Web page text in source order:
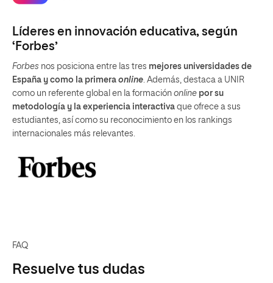
Líderes en innovación educativa, según
‘Forbes’
Forbes nos posiciona entre las tres mejores universidades de
España y como la primera online. Además, destaca a UNIR
como un referente global en la formación online por su
metodología y la experiencia interactiva que ofrece a sus
estudiantes, así como su reconocimiento en los rankings
internacionales más relevantes.
FAQ
Resuelve tus dudas